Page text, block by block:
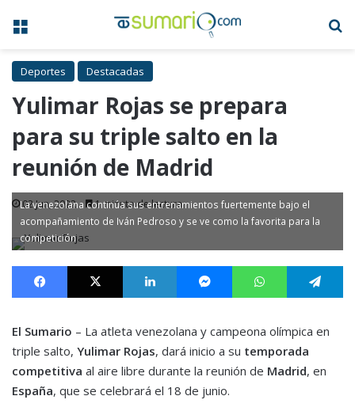
Menú
Deportes Destacadas
Yulimar Rojas se prepara
para su triple salto en la
reunión de Madrid
02 Jun, 2022 1 minuto de lectura
La venezolana continúa sus entrenamientos fuertemente bajo el
acompañamiento de Iván Pedroso y se ve como la favorita para la
competición
Facebook X LinkedIn MessengerWhatsApp
El Sumario – La atleta venezolana y campeona olímpica en
triple salto, Yulimar Rojas, dará inicio a su temporada
competitiva al aire libre durante la reunión de Madrid, en
España, que se celebrará el 18 de junio.